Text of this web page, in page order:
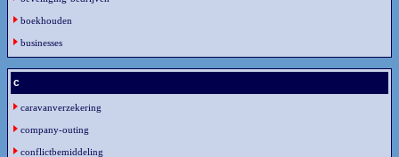
boekhouden
businesses
c
caravanverzekering
company-outing
conflictbemiddeling